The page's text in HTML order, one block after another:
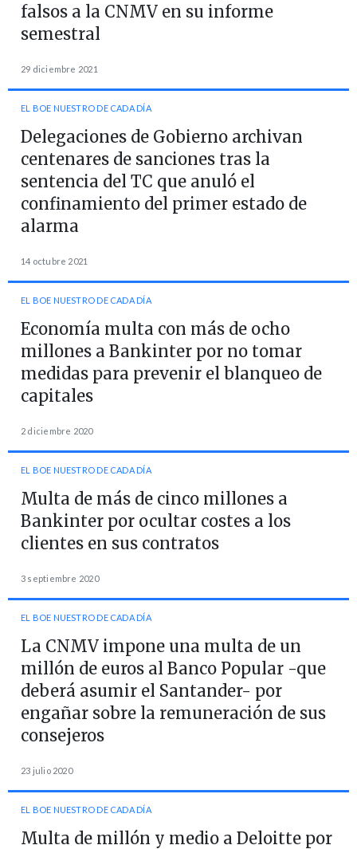
falsos a la CNMV en su informe
semestral
29 diciembre 2021
EL BOE NUESTRO DE CADA DÍA
Delegaciones de Gobierno archivan
centenares de sanciones tras la
sentencia del TC que anuló el
confinamiento del primer estado de
alarma
14 octubre 2021
EL BOE NUESTRO DE CADA DÍA
Economía multa con más de ocho
millones a Bankinter por no tomar
medidas para prevenir el blanqueo de
capitales
2 diciembre 2020
EL BOE NUESTRO DE CADA DÍA
Multa de más de cinco millones a
Bankinter por ocultar costes a los
clientes en sus contratos
3 septiembre 2020
EL BOE NUESTRO DE CADA DÍA
La CNMV impone una multa de un
millón de euros al Banco Popular -que
deberá asumir el Santander- por
engañar sobre la remuneración de sus
consejeros
23 julio 2020
EL BOE NUESTRO DE CADA DÍA
Multa de millón y medio a Deloitte por